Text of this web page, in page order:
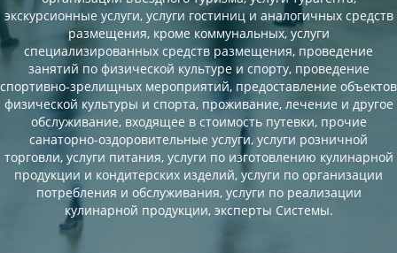
экскурсионные услуги, услуги гостиниц и аналогичных средств
размещения, кроме коммунальных, услуги
специализированных средств размещения, проведение
занятий по физической культуре и спорту, проведение
спортивно-зрелищных мероприятий, предоставление объектов
физической культуры и спорта, проживание, лечение и другое
обслуживание, входящее в стоимость путевки, прочие
санаторно-оздоровительные услуги, услуги розничной
торговли, услуги питания, услуги по изготовлению кулинарной
продукции и кондитерских изделий, услуги по организации
потребления и обслуживания, услуги по реализации
кулинарной продукции, эксперты Системы.